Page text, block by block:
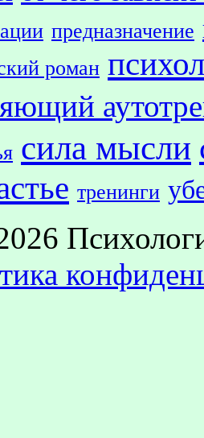
предназначение
роман
сила мысли
тренинги